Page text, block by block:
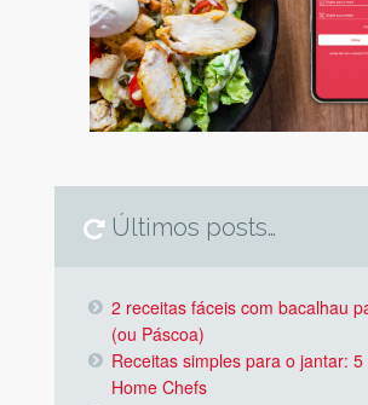
Últimos posts…
2 receitas fáceis com bacalhau
(ou Páscoa)
Receitas simples para o jantar:
Home Chefs